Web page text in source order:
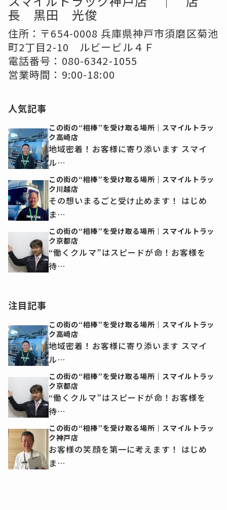
長 黒田 光俊
住所：〒654-0008 兵庫県神戸市須磨区菊池
町2丁目2-10 ルビービル４Ｆ
電話番号： 080-6342-1055
営業時間：9:00-18:00
人気記事
この街の“相棒”を受け取る場所｜スマイルトラッ
ク高崎店
地域密着！お客様に寄り添います スマイ
ル…
この街の“相棒”を受け取る場所｜スマイルトラッ
ク川越店
その想いまるごと受け止めます！ はじめ
ま…
この街の“相棒”を受け取る場所｜スマイルトラッ
ク京都店
“働くクルマ”はスピードが命！お客様を
待…
注目記事
この街の“相棒”を受け取る場所｜スマイルトラッ
ク高崎店
地域密着！お客様に寄り添います スマイ
ル…
この街の“相棒”を受け取る場所｜スマイルトラッ
ク京都店
“働くクルマ”はスピードが命！お客様を
待…
この街の“相棒”を受け取る場所｜スマイルトラッ
ク神戸店
お客様の笑顔を第一に考えます！ はじめ
ま…